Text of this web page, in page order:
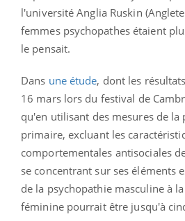
l'université Anglia Ruskin
femmes psychopathes étaient
le pensait.
Dans une étude, dont les
16 mars lors du festival de
qu'en utilisant des mesures de la
primaire, excluant les
comportementales antisociales
se concentrant sur ses éléments
de la psychopathie masculine à
féminine pourrait être jusqu'à